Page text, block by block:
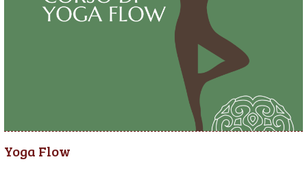
Yoga Flow